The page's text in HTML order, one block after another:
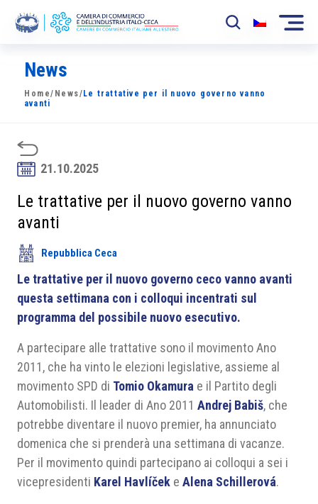
La Camera
News
Sviluppo Mercato
Soci
Partner
Progetti
Area riservata
News
Home/ News/ Le trattative per il nuovo governo vanno
avanti
21.10.2025
Le trattative per il nuovo governo vanno
avanti
Repubblica Ceca
Le trattative per il nuovo governo ceco vanno avanti
questa settimana con i colloqui incentrati sul
programma del possibile nuovo esecutivo.
A partecipare alle trattative sono il movimento Ano
2011, che ha vinto le elezioni legislative, assieme al
movimento SPD di Tomio Okamura e il Partito degli
Automobilisti. Il leader di Ano 2011 Andrej Babiš, che
potrebbe diventare il nuovo premier, ha annunciato
domenica che si prenderà una settimana di vacanze.
Per il movimento quindi partecipano ai colloqui a sei i
vicepresidenti Karel Havlíček e Alena Schillerová.